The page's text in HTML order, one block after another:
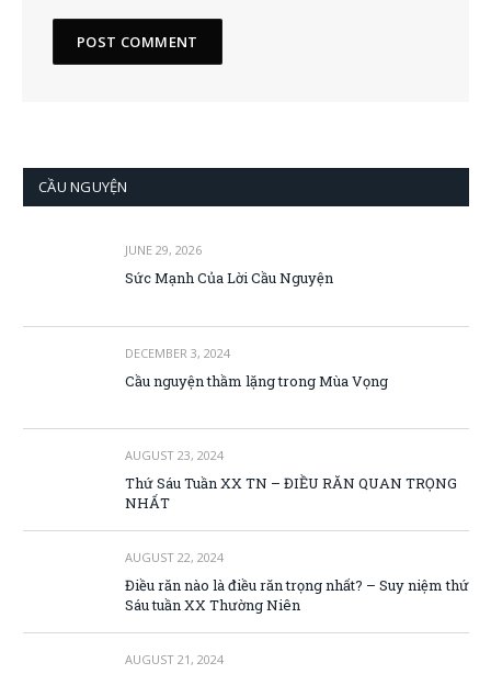
CẦU NGUYỆN
JUNE 29, 2026
Sức Mạnh Của Lời Cầu Nguyện
DECEMBER 3, 2024
Cầu nguyện thầm lặng trong Mùa Vọng
AUGUST 23, 2024
Thứ Sáu Tuần XX TN – ĐIỀU RĂN QUAN TRỌNG
NHẤT
AUGUST 22, 2024
Điều răn nào là điều răn trọng nhất? – Suy niệm thứ
Sáu tuần XX Thường Niên
AUGUST 21, 2024